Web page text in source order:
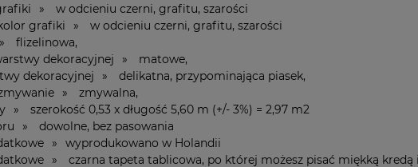
» w odcieniu czerni, grafitu, szarości
kolor grafiki » w odcieniu czerni, grafitu, szarości
flizelinowa,
dekoracyjnej » matowe,
dekoracyjnej » delikatna, przypominająca piasek,
» zmywalna,
» szerokość 0,53 x długość 5,60 m (+/- 3%) = 2,97 m2
» dowolne, bez pasowania
» wyprodukowano w Holandii
» czarna tapeta tablicowa, po której możesz pisać miękką